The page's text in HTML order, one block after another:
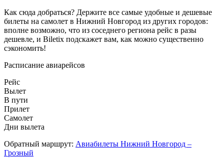
Как сюда добраться? Держите все самые удобные и дешевые
билеты на самолет в Нижний Новгород из других городов:
вполне возможно, что из соседнего региона рейс в разы
дешевле, и Biletix подскажет вам, как можно существенно
сэкономить!
Расписание авиарейсов
Рейс
Вылет
В пути
Прилет
Самолет
Дни вылета
Обратный маршрут: Авиабилеты Нижний Новгород –
Грозный